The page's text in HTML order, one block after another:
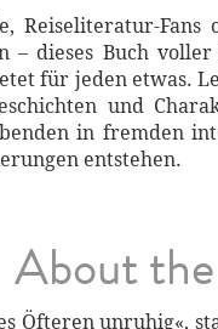
Reiseliteratur-Fans
– dieses Buch
für jeden etwas.
und
in fremden
entstehen.
About
Öfteren unruhig«,